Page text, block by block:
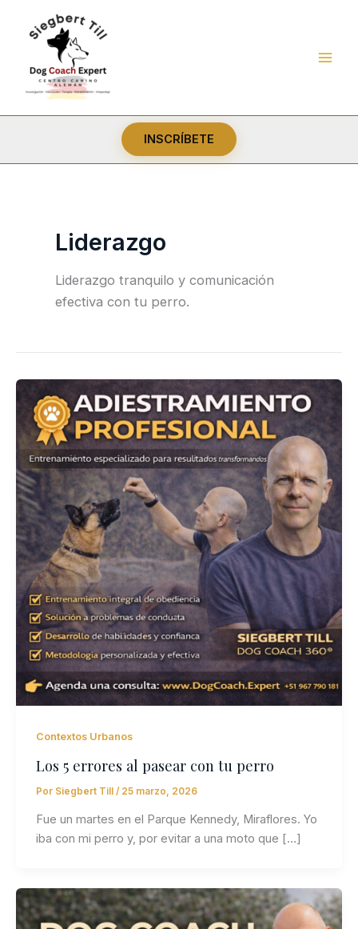
contenido
INSCRÍBETE
Liderazgo
Liderazgo tranquilo y comunicación
efectiva con tu perro.
Contextos Urbanos
Los 5 errores al pasear con tu perro
Por Siegbert Till / 25 marzo, 2026
Fue un martes en el Parque Kennedy, Miraflores. Yo
iba con mi perro y, por evitar a una moto que […]